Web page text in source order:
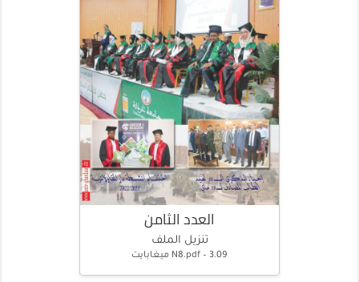
العدد الثامن
تنزيل الملف
N8.pdf – 3.09 ميغابايت